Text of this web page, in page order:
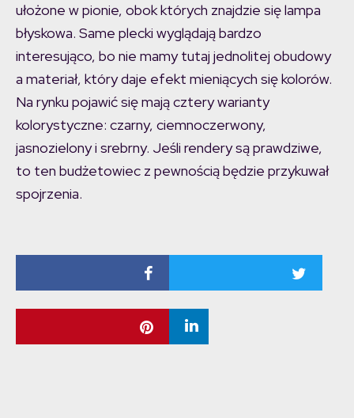
ułożone w pionie, obok których znajdzie się lampa
błyskowa. Same plecki wyglądają bardzo
interesująco, bo nie mamy tutaj jednolitej obudowy
a materiał, który daje efekt mieniących się kolorów.
Na rynku pojawić się mają cztery warianty
kolorystyczne: czarny, ciemnoczerwony,
jasnozielony i srebrny. Jeśli rendery są prawdziwe,
to ten budżetowiec z pewnością będzie przykuwał
spojrzenia.